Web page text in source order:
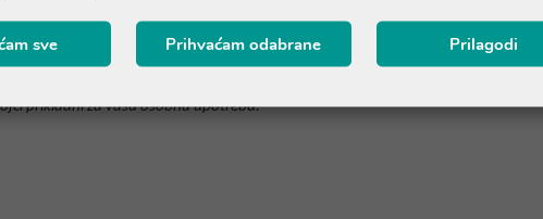
se ažuriraju. Prije upotrebe proizvoda, potičemo vas da pročitate popis
prikladni za vašu osobnu upotrebu.
sve Prihvaćam odabrane Prilagodi